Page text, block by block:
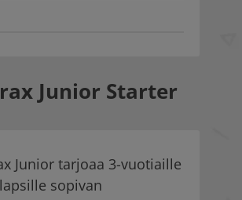
Junior Starter
Junior tarjoaa 3-vuotiaille
sopivan